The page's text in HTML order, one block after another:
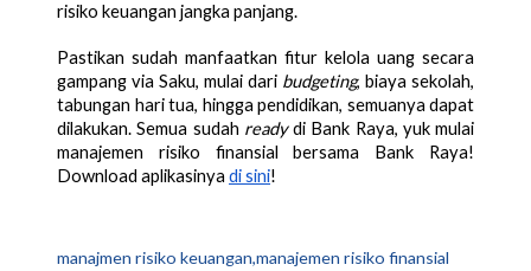
risiko keuangan jangka panjang.
Pastikan sudah manfaatkan fitur kelola uang secara
gampang via Saku, mulai dari budgeting, biaya sekolah,
tabungan hari tua, hingga pendidikan, semuanya dapat
dilakukan. Semua sudah ready di Bank Raya, yuk mulai
manajemen risiko finansial bersama Bank Raya!
Download aplikasinya di sini!
manajmen risiko keuangan,manajemen risiko finansial